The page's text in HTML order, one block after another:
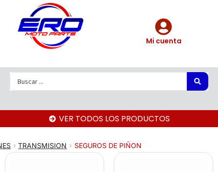
Mi cuenta
VER TODOS LOS PRODUCTOS
TRANSMISION SEGUROS DE PIÑON